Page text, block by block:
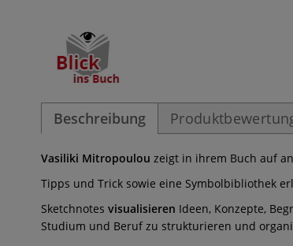
Beschreibung
Vasiliki Mitropoulou zeigt in ihrem Buch auf
Tipps und Trick sowie eine Symbolbibliothek
Sketchnotes visualisieren Ideen, Konzepte,
Studium und Beruf zu strukturieren und